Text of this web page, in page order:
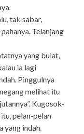
tak sabar,
Telanjang
yang bulat,
ia lagi
Pinggulnya
melihat itu
Kugosok-
pelan-pelan
yang indah.